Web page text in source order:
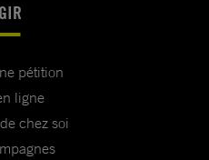
pétition
ligne
chez soi